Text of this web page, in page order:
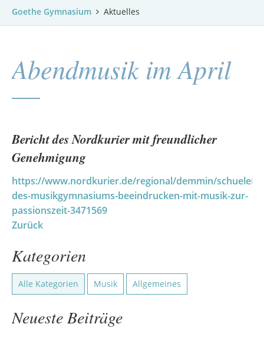
Goethe Gymnasium Aktuelles
Abendmusik im April
Bericht des Nordkurier mit freundlicher
Genehmigung
https://www.nordkurier.de/regional/demmin/schueler-
des-musikgymnasiums-beeindrucken-mit-musik-zur-
passionszeit-3471569
Zurück
Kategorien
Alle Kategorien Musik Allgemeines
Neueste Beiträge